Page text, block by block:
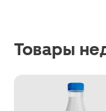
Товары